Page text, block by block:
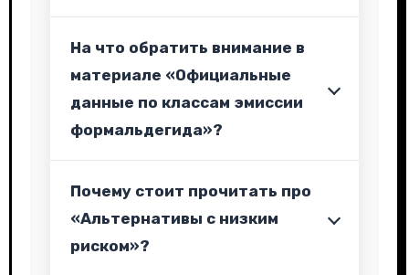
На что обратить внимание в
материале «Официальные
данные по классам эмиссии
формальдегида»?
Почему стоит прочитать про
«Альтернативы с низким
риском»?